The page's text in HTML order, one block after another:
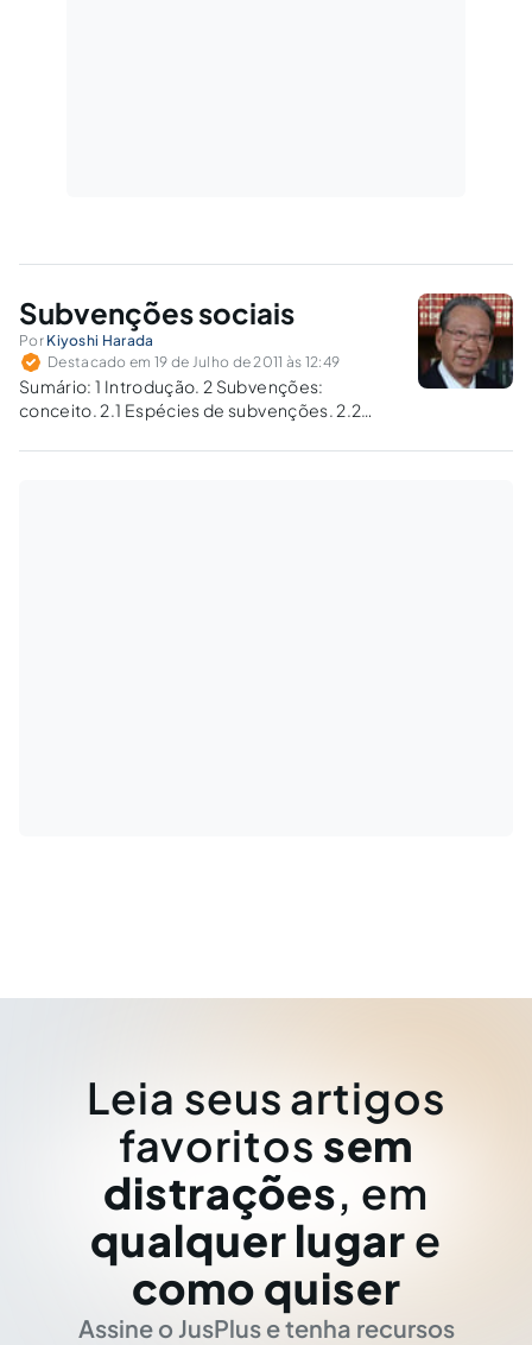
Subvenções sociais
Por Kiyoshi Harada
Destacado em 19 de Julho de 2011 às 12:49
Sumário: 1 Introdução. 2 Subvenções:
conceito. 2.1 Espécies de subvenções. 2.2
Medidas previstas na Lei de Responsabilidade
Leia seus artigos
favoritos sem
distrações, em
qualquer lugar e
como quiser
Assine o JusPlus e tenha recursos